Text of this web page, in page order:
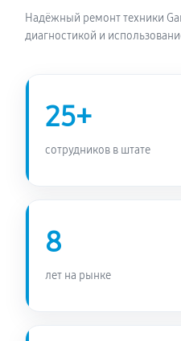
Надёжный ремонт техники
диагностикой и
25+
сотрудников в штате
8
лет на рынке